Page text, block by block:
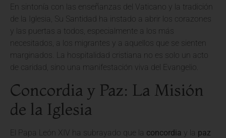
En sintonía con las enseñanzas del Vaticano y la tradición
de la Iglesia, Su Santidad ha instado a abrir los corazones
y las puertas a todos, especialmente a los más
necesitados, a los migrantes y a aquellos que se sienten
marginados. La hospitalidad cristiana no es solo un acto
de caridad, sino una manifestación viva del Evangelio.
Concordia y Paz: La Misión
de la Iglesia
El Papa León XIV ha subrayado que la concordia y la paz